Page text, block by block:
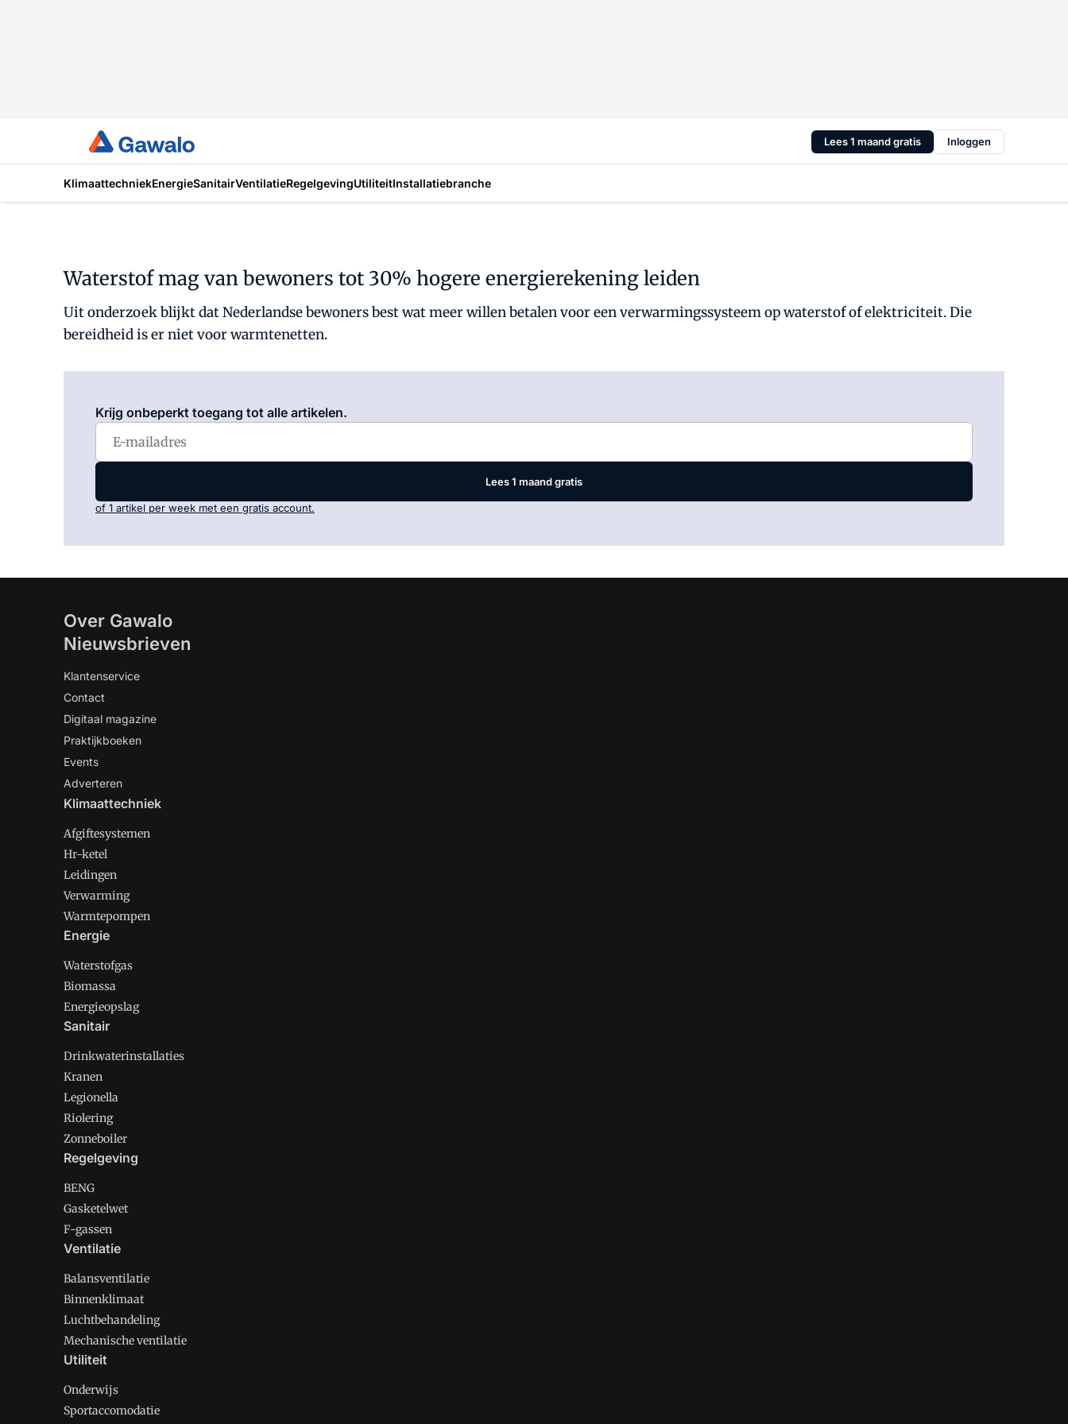
Lees 1 maand gratis Inloggen
KlimaattechniekEnergieSanitairVentilatieRegelgevingUtiliteitInstallatiebranche
Waterstof mag van bewoners tot 30% hogere energierekening leiden
Uit onderzoek blijkt dat Nederlandse bewoners best wat meer willen betalen voor een verwarmingssysteem op waterstof of elektriciteit. Die
bereidheid is er niet voor warmtenetten.
Krijg onbeperkt toegang tot alle artikelen.
Lees 1 maand gratis
of 1 artikel per week met een gratis account.
Over Gawalo
Nieuwsbrieven
Klantenservice
Contact
Digitaal magazine
Praktijkboeken
Events
Adverteren
Klimaattechniek
Afgiftesystemen
Hr-ketel
Leidingen
Verwarming
Warmtepompen
Energie
Waterstofgas
Biomassa
Energieopslag
Sanitair
Drinkwaterinstallaties
Kranen
Legionella
Riolering
Zonneboiler
Regelgeving
BENG
Gasketelwet
F-gassen
Ventilatie
Balansventilatie
Binnenklimaat
Luchtbehandeling
Mechanische ventilatie
Utiliteit
Onderwijs
Sportaccomodatie